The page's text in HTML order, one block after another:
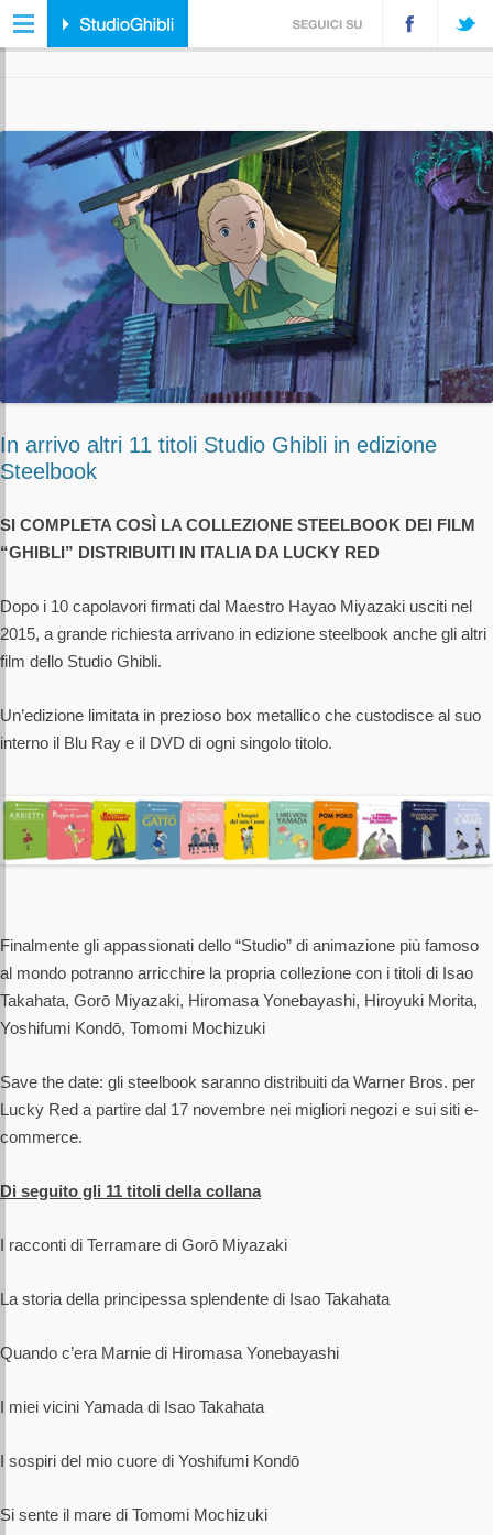
In arrivo altri 11 titoli Studio Ghibli in edizione
Steelbook
SI COMPLETA COSÌ LA COLLEZIONE STEELBOOK DEI FILM
“GHIBLI” DISTRIBUITI IN ITALIA DA LUCKY RED
Dopo i 10 capolavori firmati dal Maestro Hayao Miyazaki usciti nel
2015, a grande richiesta arrivano in edizione steelbook anche gli altri
film dello Studio Ghibli.
Un’edizione limitata in prezioso box metallico che custodisce al suo
interno il Blu Ray e il DVD di ogni singolo titolo.
Finalmente gli appassionati dello “Studio” di animazione più famoso
al mondo potranno arricchire la propria collezione con i titoli di Isao
Takahata, Gorō Miyazaki, Hiromasa Yonebayashi, Hiroyuki Morita,
Yoshifumi Kondō, Tomomi Mochizuki
Save the date: gli steelbook saranno distribuiti da Warner Bros. per
Lucky Red a partire dal 17 novembre nei migliori negozi e sui siti e-
commerce.
Di seguito gli 11 titoli della collana
I racconti di Terramare di Gorō Miyazaki
La storia della principessa splendente di Isao Takahata
Quando c’era Marnie di Hiromasa Yonebayashi
I miei vicini Yamada di Isao Takahata
I sospiri del mio cuore di Yoshifumi Kondō
Si sente il mare di Tomomi Mochizuki